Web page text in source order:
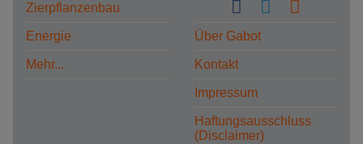
Zierpflanzenbau
Energie
Mehr...
Über Gabot
Kontakt
Impressum
Haftungsausschluss
(Disclaimer)